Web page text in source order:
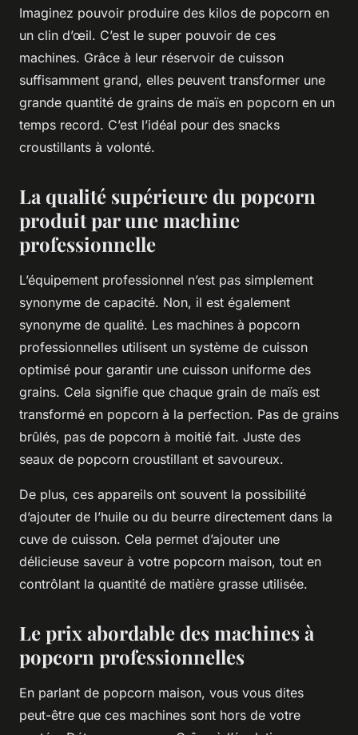
Imaginez pouvoir produire des kilos de popcorn en
un clin d’œil. C’est le super pouvoir de ces
machines. Grâce à leur réservoir de cuisson
suffisamment grand, elles peuvent transformer une
grande quantité de grains de maïs en popcorn en un
temps record. C’est l’idéal pour des snacks
croustillants à volonté.
La qualité supérieure du popcorn
produit par une machine
professionnelle
L’équipement professionnel n’est pas simplement
synonyme de capacité. Non, il est également
synonyme de qualité. Les machines à popcorn
professionnelles utilisent un système de cuisson
optimisé pour garantir une cuisson uniforme des
grains. Cela signifie que chaque grain de maïs est
transformé en popcorn à la perfection. Pas de grains
brûlés, pas de popcorn à moitié fait. Juste des
seaux de popcorn croustillant et savoureux.
De plus, ces appareils ont souvent la possibilité
d’ajouter de l’huile ou du beurre directement dans la
cuve de cuisson. Cela permet d’ajouter une
délicieuse saveur à votre popcorn maison, tout en
contrôlant la quantité de matière grasse utilisée.
Le prix abordable des machines à
popcorn professionnelles
En parlant de popcorn maison, vous vous dites
peut-être que ces machines sont hors de votre